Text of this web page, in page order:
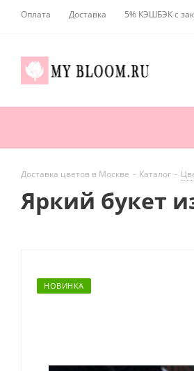
Оплата Доставка 5% КЭШБЭК с
Доставка цветов в Москве - Каталог -
Яркий букет
НОВИНКА